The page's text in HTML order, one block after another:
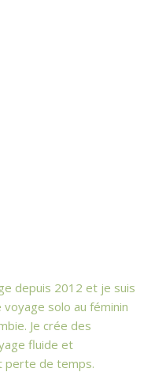
depuis 2012 et je suis
solo au féminin
Je crée des
fluide et
perte de temps.